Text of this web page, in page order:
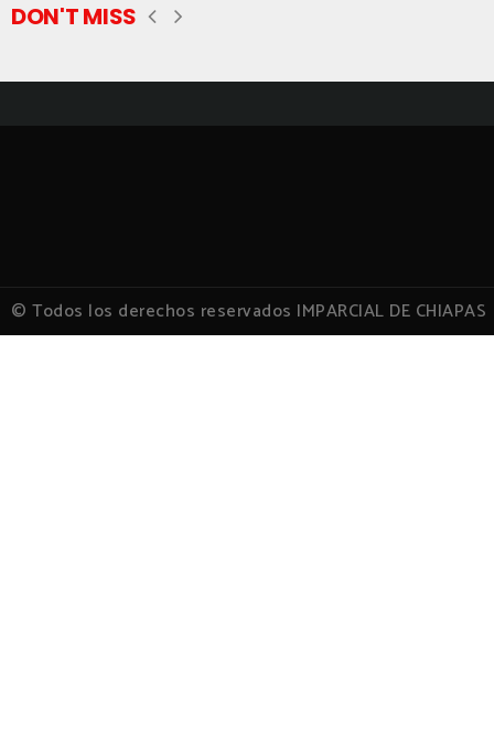
DON'T MISS
© Todos los derechos reservados IMPARCIAL DE CHIAPAS